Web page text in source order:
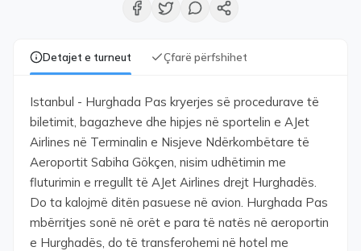
Detajet e turneut Çfarë përfshihet
Istanbul - Hurghada Pas kryerjes së procedurave të
biletimit, bagazheve dhe hipjes në sportelin e AJet
Airlines në Terminalin e Nisjeve Ndërkombëtare të
Aeroportit Sabiha Gökçen, nisim udhëtimin me
fluturimin e rregullt të AJet Airlines drejt Hurghadës.
Do ta kalojmë ditën pasuese në avion. Hurghada Pas
mbërritjes sonë në orët e para të natës në aeroportin
e Hurghadës, do të transferohemi në hotel me